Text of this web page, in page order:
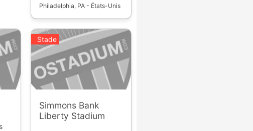
Philadelphia, PA - États-Unis
Stade
Simmons Bank
Liberty Stadium